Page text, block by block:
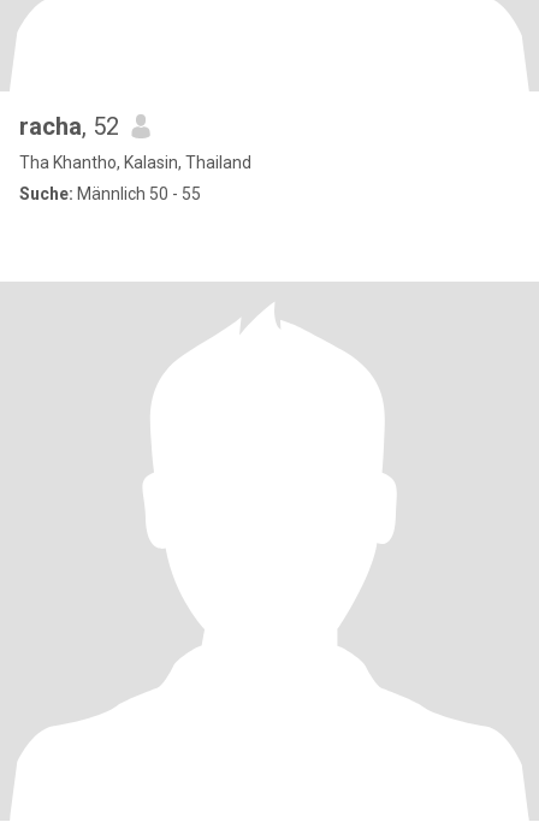
racha, 52
Tha Khantho, Kalasin, Thailand
Suche: Männlich 50 - 55